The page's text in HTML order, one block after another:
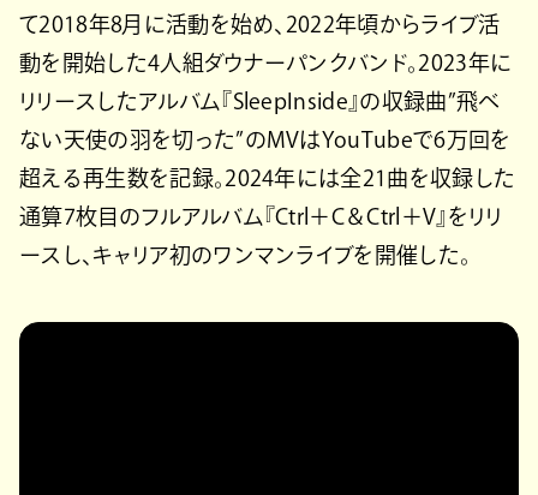
て2018年8月に活動を始め、2022年頃からライブ活
動を開始した4人組ダウナーパンクバンド。2023年に
リリースしたアルバム『SleepInside』の収録曲”飛べ
ない天使の羽を切った”のMVはYouTubeで6万回を
超える再生数を記録。2024年には全21曲を収録した
通算7枚目のフルアルバム『Ctrl＋C＆Ctrl＋V』をリリ
ースし、キャリア初のワンマンライブを開催した。